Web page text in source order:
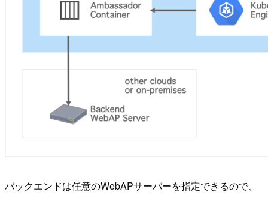
バックエンドは任意のWebAPサーバーを指定できるので、